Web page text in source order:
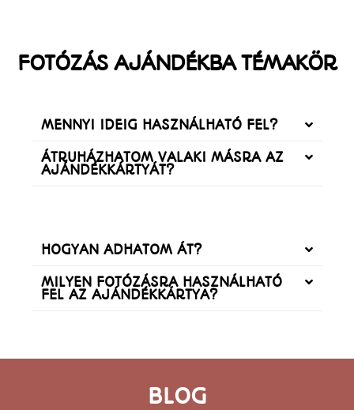
FOTÓZÁS AJÁNDÉKBA TÉMAKÖR
MENNYI IDEIG HASZNÁLHATÓ FEL?
ÁTRUHÁZHATOM VALAKI MÁSRA AZ
AJÁNDÉKKÁRTYÁT?
HOGYAN ADHATOM ÁT?
MILYEN FOTÓZÁSRA HASZNÁLHATÓ
FEL AZ AJÁNDÉKKÁRTYA?
BLOG